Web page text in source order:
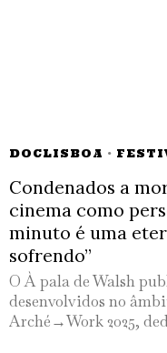
DOCLISBOA ·
Condenados a
cinema como
minuto é uma
sofrendo”
O À pala de Walsh
desenvolvidos no
Arché→Work 2025,